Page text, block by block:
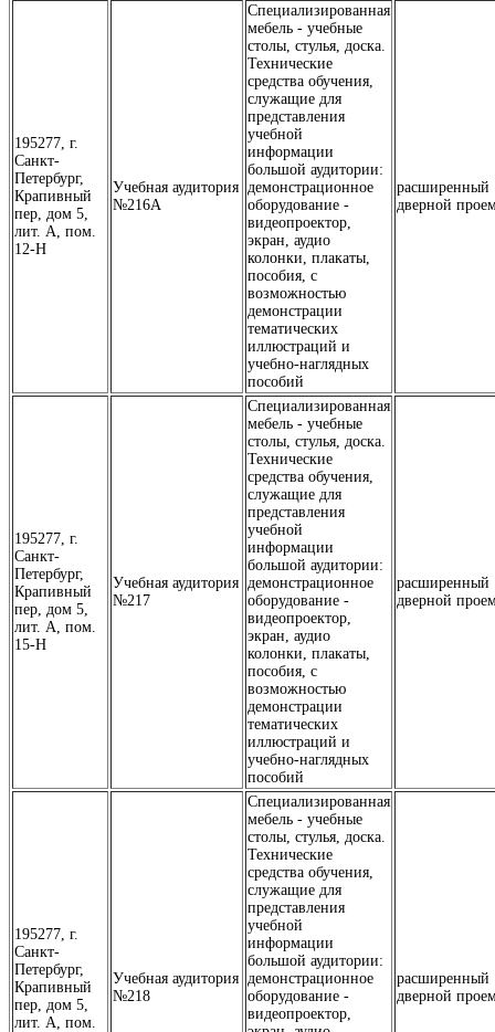
195277, г.
Санкт-
Петербург,
Крапивный
пер, дом 5,
лит. А, пом.
12-Н
Учебная аудитория
№216А
Специализированная
мебель - учебные
столы, стулья, доска.
Технические
средства обучения,
служащие для
представления
учебной
информации
большой аудитории:
демонстрационное
оборудование -
видеопроектор,
экран, аудио
колонки, плакаты,
пособия, с
возможностью
демонстрации
тематических
иллюстраций и
учебно-наглядных
пособий
расширенный
дверной
195277, г.
Санкт-
Петербург,
Крапивный
пер, дом 5,
лит. А, пом.
15-Н
Учебная аудитория
№217
Специализированная
мебель - учебные
столы, стулья, доска.
Технические
средства обучения,
служащие для
представления
учебной
информации
большой аудитории:
демонстрационное
оборудование -
видеопроектор,
экран, аудио
колонки, плакаты,
пособия, с
возможностью
демонстрации
тематических
иллюстраций и
учебно-наглядных
пособий
расширенный
дверной
195277, г.
Санкт-
Петербург,
Крапивный
пер, дом 5,
лит. А, пом.
Учебная аудитория
№218
Специализированная
мебель - учебные
столы, стулья, доска.
Технические
средства обучения,
служащие для
представления
учебной
информации
большой аудитории:
демонстрационное
оборудование -
видеопроектор,
расширенный
дверной